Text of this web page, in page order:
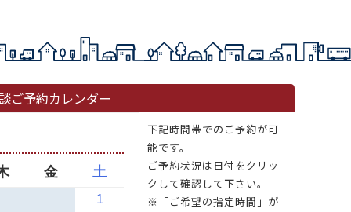
ご予約カレンダー
金 土
1
下記時間帯でのご予約が可
能です。
ご予約状況は日付をクリッ
クして確認して下さい。
※「ご希望の指定時間」が